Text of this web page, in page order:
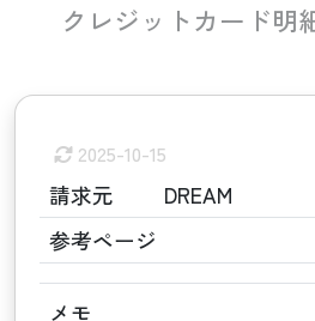
クレジットカード明
2025-10-15
請求元
DREAM
参考ページ
メモ